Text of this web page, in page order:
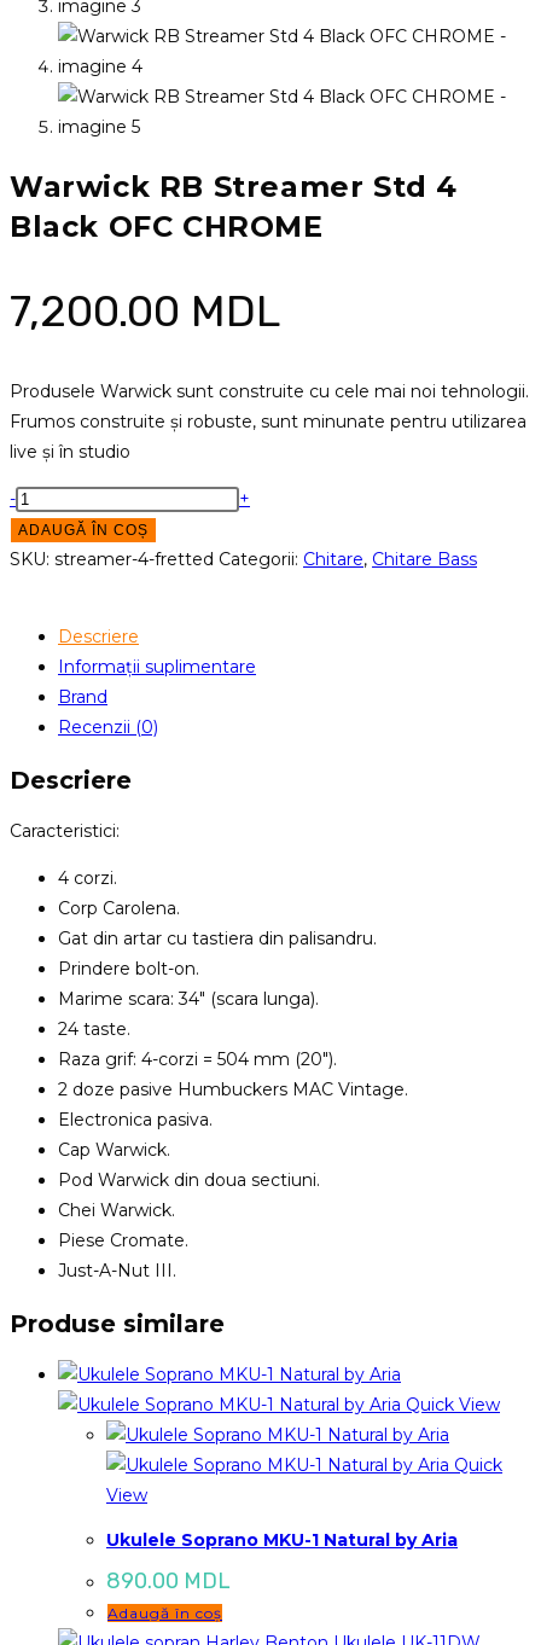
Warwick RB Streamer Std 4
Black OFC CHROME
7,200.00 MDL
Produsele Warwick sunt construite cu cele mai noi tehnologii.
Frumos construite și robuste, sunt minunate pentru utilizarea
live și în studio
Cantitate
Warwick
RB
CHROME
- +
ADAUGĂ ÎN COȘ
SKU: streamer-4-fretted Categorii: Chitare, Chitare Bass
Descriere
Informații suplimentare
Brand
Recenzii (0)
Descriere
Caracteristici:
4 corzi.
Corp Carolena.
Gat din artar cu tastiera din palisandru.
Prindere bolt-on.
Marime scara: 34″ (scara lunga).
24 taste.
Raza grif: 4-corzi = 504 mm (20″).
2 doze pasive Humbuckers MAC Vintage.
Electronica pasiva.
Cap Warwick.
Pod Warwick din doua sectiuni.
Chei Warwick.
Piese Cromate.
Just-A-Nut III.
Produse similare
Quick View
Quick
View
Ukulele Soprano MKU-1 Natural by Aria
890.00 MDL
Adaugă în coș